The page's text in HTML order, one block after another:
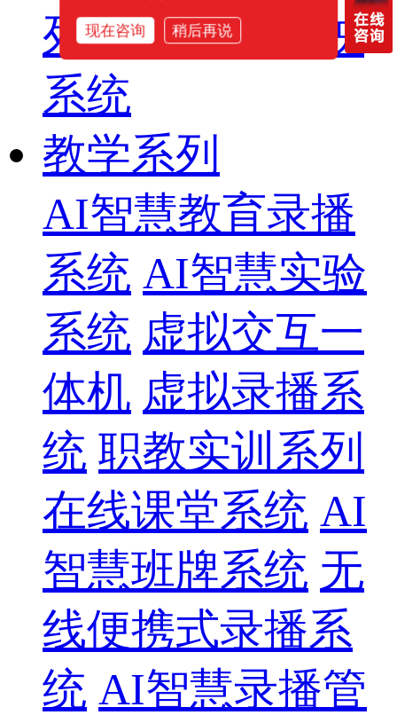
列 智慧影片放映
系统
教学系列
AI智慧教育录播
系统 AI智慧实验
系统 虚拟交互一
体机 虚拟录播系
统 职教实训系列
在线课堂系统 AI
智慧班牌系统 无
线便携式录播系
统 AI智慧录播管
现在咨询 稍后再说